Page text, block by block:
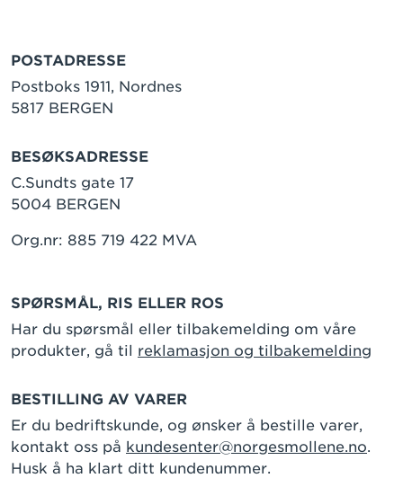
POSTADRESSE
Postboks 1911, Nordnes
5817 BERGEN
BESØKSADRESSE
C.Sundts gate 17
5004 BERGEN
Org.nr: 885 719 422 MVA
SPØRSMÅL, RIS ELLER ROS
Har du spørsmål eller tilbakemelding om våre
produkter, gå til reklamasjon og tilbakemelding
BESTILLING AV VARER
Er du bedriftskunde, og ønsker å bestille varer,
kontakt oss på kundesenter@norgesmollene.no.
Husk å ha klart ditt kundenummer.